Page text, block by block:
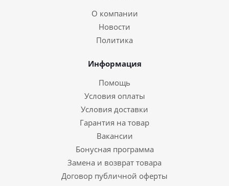
О компании
Новости
Политика
Информация
Помощь
Условия оплаты
Условия доставки
Гарантия на товар
Вакансии
Бонусная программа
Замена и возврат товара
Договор публичной оферты